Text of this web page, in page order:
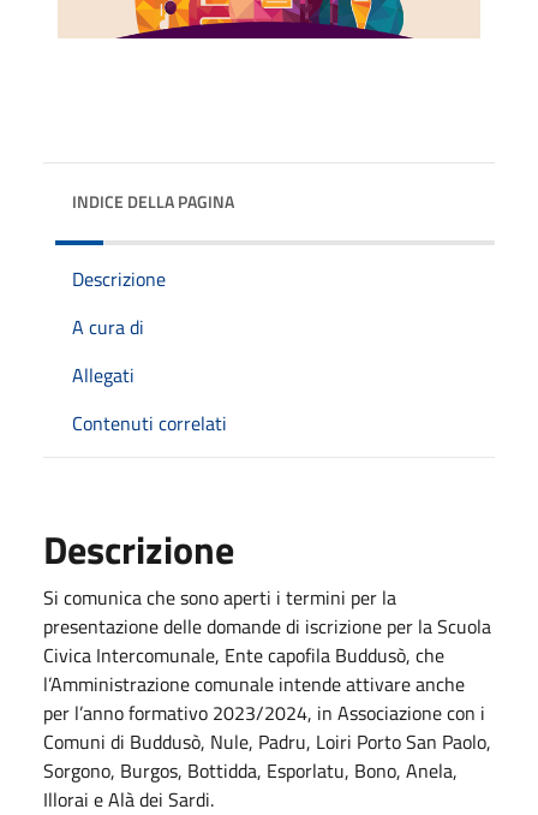
INDICE DELLA PAGINA
Descrizione
A cura di
Allegati
Contenuti correlati
Descrizione
Si comunica che sono aperti i termini per la
presentazione delle domande di iscrizione per la Scuola
Civica Intercomunale, Ente capofila Buddusò, che
l’Amministrazione comunale intende attivare anche
per l’anno formativo 2023/2024, in Associazione con i
Comuni di Buddusò, Nule, Padru, Loiri Porto San Paolo,
Sorgono, Burgos, Bottidda, Esporlatu, Bono, Anela,
Illorai e Alà dei Sardi.